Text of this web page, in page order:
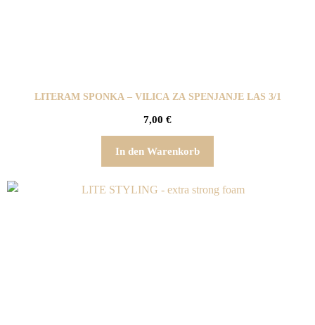
LITERAM SPONKA – VILICA ZA SPENJANJE LAS 3/1
7,00 €
In den Warenkorb